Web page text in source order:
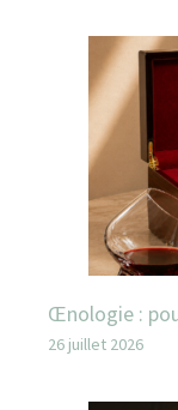
Œnologie :
26 juillet 2026